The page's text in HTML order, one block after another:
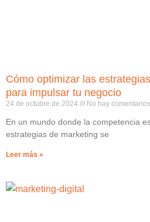
Cómo optimizar las
para impulsar tu negocio
24 de octubre de 2024 No hay comentarios
En un mundo donde la competencia
estrategias de marketing se
Leer más »